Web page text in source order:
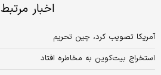
اخبار مرتبط
آمریکا تصویب کرد، چین تحریم
استخراج بیت‌کوین به مخاطره افتاد